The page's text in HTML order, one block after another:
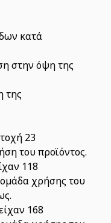
κατά
στην όψη της
της
23
του προϊόντος.
118
χρήσης του
168